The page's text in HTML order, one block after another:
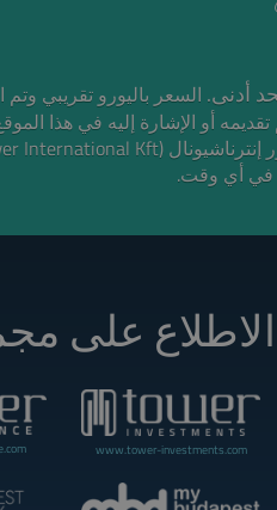
أو الإشارة إليه في هذا
في أي وقت.
الاطلاع على
www.tower-investments.com